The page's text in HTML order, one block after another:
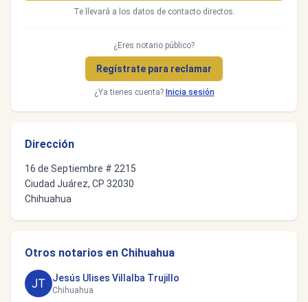
Te llevará a los datos de contacto directos.
¿Eres notario público?
Regístrate para reclamar
¿Ya tienes cuenta? Inicia sesión
Dirección
16 de Septiembre # 2215
Ciudad Juárez, CP 32030
Chihuahua
Otros notarios en Chihuahua
Jesús Ulises Villalba Trujillo
Chihuahua